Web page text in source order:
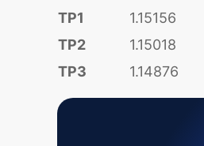
TP1
1.15156
TP2
1.15018
TP3
1.14876